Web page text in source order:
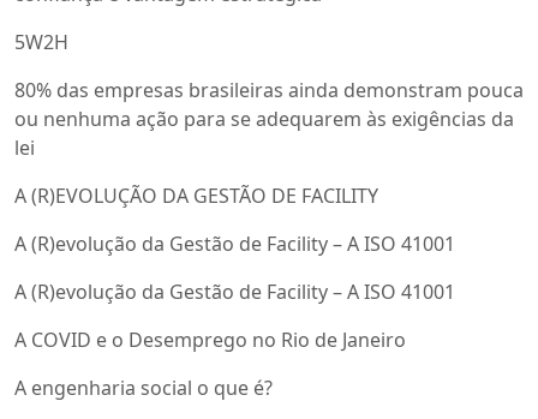
5W2H
80% das empresas brasileiras ainda demonstram pouca
ou nenhuma ação para se adequarem às exigências da
lei
A (R)EVOLUÇÃO DA GESTÃO DE FACILITY
A (R)evolução da Gestão de Facility – A ISO 41001
A (R)evolução da Gestão de Facility – A ISO 41001
A COVID e o Desemprego no Rio de Janeiro
A engenharia social o que é?